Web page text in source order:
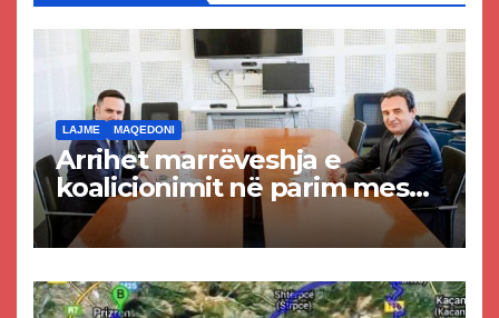
LAJME MAQEDONI
Arrihet marrëveshja e
koalicionimit në parim mes
Kurtit dhe Abdixhikut